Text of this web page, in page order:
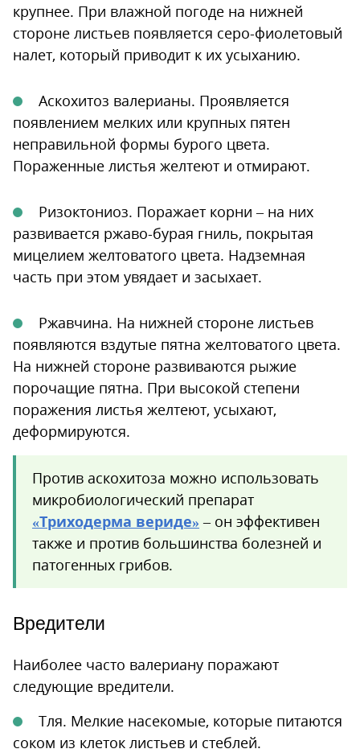
крупнее. При влажной погоде на нижней
стороне листьев появляется серо-фиолетовый
налет, который приводит к их усыханию.
Аскохитоз валерианы. Проявляется
появлением мелких или крупных пятен
неправильной формы бурого цвета.
Пораженные листья желтеют и отмирают.
Ризоктониоз. Поражает корни – на них
развивается ржаво-бурая гниль, покрытая
мицелием желтоватого цвета. Надземная
часть при этом увядает и засыхает.
Ржавчина. На нижней стороне листьев
появляются вздутые пятна желтоватого цвета.
На нижней стороне развиваются рыжие
порочащие пятна. При высокой степени
поражения листья желтеют, усыхают,
деформируются.
Против аскохитоза можно использовать
микробиологический препарат
«Триходерма вериде» – он эффективен
также и против большинства болезней и
патогенных грибов.
Вредители
Наиболее часто валериану поражают
следующие вредители.
Тля. Мелкие насекомые, которые питаются
соком из клеток листьев и стеблей.